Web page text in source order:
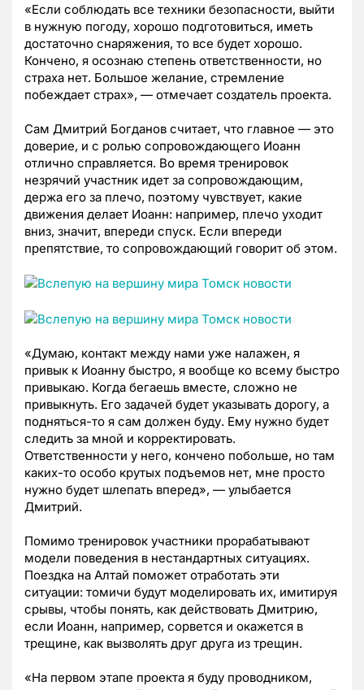
«Если соблюдать все техники безопасности, выйти
в нужную погоду, хорошо подготовиться, иметь
достаточно снаряжения, то все будет хорошо.
Кончено, я осознаю степень ответственности, но
страха нет. Большое желание, стремление
побеждает страх», — отмечает создатель проекта.
Сам Дмитрий Богданов считает, что главное — это
доверие, и с ролью сопровождающего Иоанн
отлично справляется. Во время тренировок
незрячий участник идет за сопровождающим,
держа его за плечо, поэтому чувствует, какие
движения делает Иоанн: например, плечо уходит
вниз, значит, впереди спуск. Если впереди
препятствие, то сопровождающий говорит об этом.
«Думаю, контакт между нами уже налажен, я
привык к Иоанну быстро, я вообще ко всему быстро
привыкаю. Когда бегаешь вместе, сложно не
привыкнуть. Его задачей будет указывать дорогу, а
подняться-то я сам должен буду. Ему нужно будет
следить за мной и корректировать.
Ответственности у него, кончено побольше, но там
каких-то особо крутых подъемов нет, мне просто
нужно будет шлепать вперед», — улыбается
Дмитрий.
Помимо тренировок участники прорабатывают
модели поведения в нестандартных ситуациях.
Поездка на Алтай поможет отработать эти
ситуации: томичи будут моделировать их, имитируя
срывы, чтобы понять, как действовать Дмитрию,
если Иоанн, например, сорвется и окажется в
трещине, как вызволять друг друга из трещин.
«На первом этапе проекта я буду проводником,